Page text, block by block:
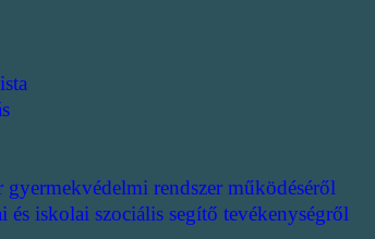
gyermekvédelmi rendszer működéséről
és iskolai szociális segítő tevékenységről